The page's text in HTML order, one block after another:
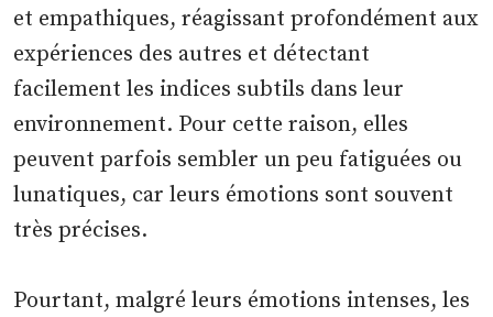
et empathiques, réagissant profondément aux
expériences des autres et détectant
facilement les indices subtils dans leur
environnement. Pour cette raison, elles
peuvent parfois sembler un peu fatiguées ou
lunatiques, car leurs émotions sont souvent
très précises.
Pourtant, malgré leurs émotions intenses, les